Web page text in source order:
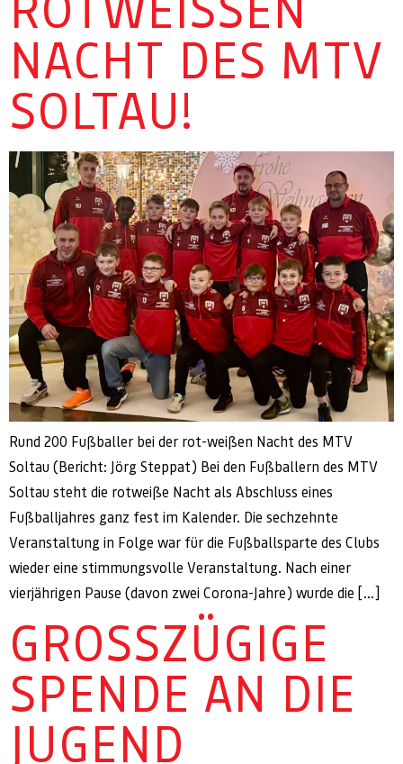
CHT DES MTV SO
LTAU!
Rund 200 Fußballer bei der rot-weißen Nacht des MTV
Soltau (Bericht: Jörg Steppat) Bei den Fußballern des MTV
Soltau steht die rotweiße Nacht als Abschluss eines
Fußballjahres ganz fest im Kalender. Die sechzehnte
Veranstaltung in Folge war für die Fußballsparte des Clubs
wieder eine stimmungsvolle Veranstaltung. Nach einer
vierjährigen Pause (davon zwei Corona-Jahre) wurde die […]
GROSSZÜGIGE S
PENDE AN DIE J
UGEND